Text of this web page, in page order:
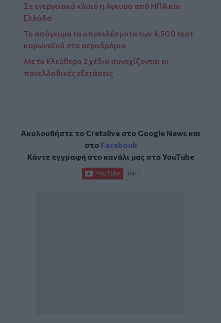
Σε ενεργειακό κλοιό η Αγκυρα από ΗΠΑ και
Ελλάδα
Το απόγευμα τα αποτελέσματα των 4.500 τεστ
κορωνοϊού στα αεροδρόμια
Με το Ελεύθερο Σχέδιο συνεχίζονται οι
πανελλαδικές εξετάσεις
Ακολουθήστε το Cretalive στο Google Newsκαι
στο Facebook
Κάντε εγγραφή στο κανάλι μας στοYouTube